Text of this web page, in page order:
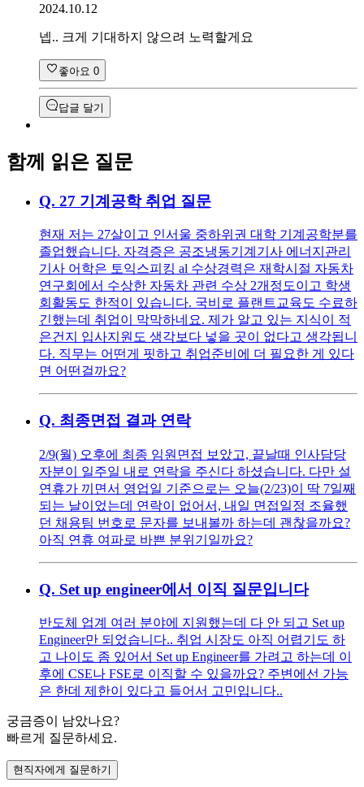
2024.10.12
넵.. 크게 기대하지 않으려 노력할게요
좋아요 0
답글 달기
함께 읽은 질문
Q. 27 기계공학 취업 질문
현재 저는 27살이고 인서울 중하위권 대학 기계공학분를
졸업했습니다. 자격증은 공조냉동기계기사 에너지관리
기사 어학은 토익스피킹 al 수상경력은 재학시절 자동차
연구회에서 수상한 자동차 관련 수상 2개정도이고 학생
회활동도 한적이 있습니다. 국비로 플랜트교육도 수료하
긴했는데 취업이 막막하네요. 제가 알고 있는 지식이 적
은건지 입사지원도 생각보다 넣을 곳이 없다고 생각됩니
다. 직무는 어떤게 핏하고 취업준비에 더 필요한 게 있다
면 어떤걸까요?
Q. 최종면접 결과 연락
2/9(월) 오후에 최종 임원면접 보았고, 끝날때 인사담당
자분이 일주일 내로 연락을 주신다 하셨습니다. 다만 설
연휴가 끼면서 영업일 기준으로는 오늘(2/23)이 딱 7일째
되는 날이었는데 연락이 없어서, 내일 면접일정 조율했
던 채용팀 번호로 문자를 보내볼까 하는데 괜찮을까요?
아직 연휴 여파로 바쁜 분위기일까요?
Q. Set up engineer에서 이직 질문입니다
반도체 업계 여러 분야에 지원했는데 다 안 되고 Set up
Engineer만 되었습니다.. 취업 시장도 아직 어렵기도 하
고 나이도 좀 있어서 Set up Engineer를 가려고 하는데 이
후에 CSE나 FSE로 이직할 수 있을까요? 주변에선 가능
은 한데 제한이 있다고 들어서 고민입니다..
궁금증이 남았나요?
빠르게 질문하세요.
현직자에게 질문하기